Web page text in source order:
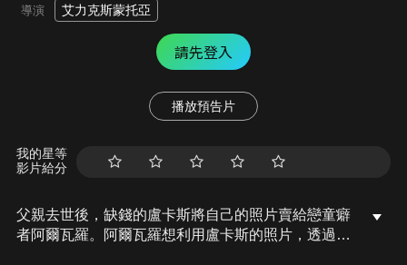
導演 艾力克斯蒙托亞
請先登入
播放預告片
我的星等
影片給分
父親去世後，缺錢的盧卡斯將自己的照片賣給戀童癖
者阿爾瓦羅。阿爾瓦羅想利用盧卡斯的照片，透過網